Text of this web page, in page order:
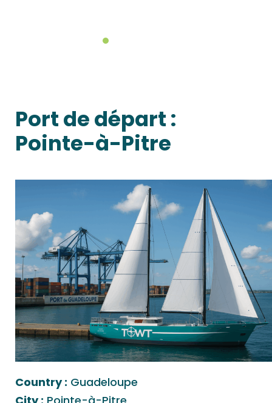
Port de départ :
Pointe-à-Pitre
Country : Guadeloupe